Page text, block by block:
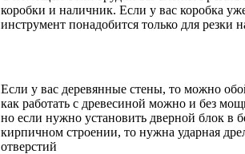
коробки и наличник. Если у вас коробка
инструмент понадобится только для резки
Если у вас деревянные стены, то можно
как работать с древесиной можно и без
но если нужно установить дверной блок в
кирпичном строении, то нужна ударная
отверстий